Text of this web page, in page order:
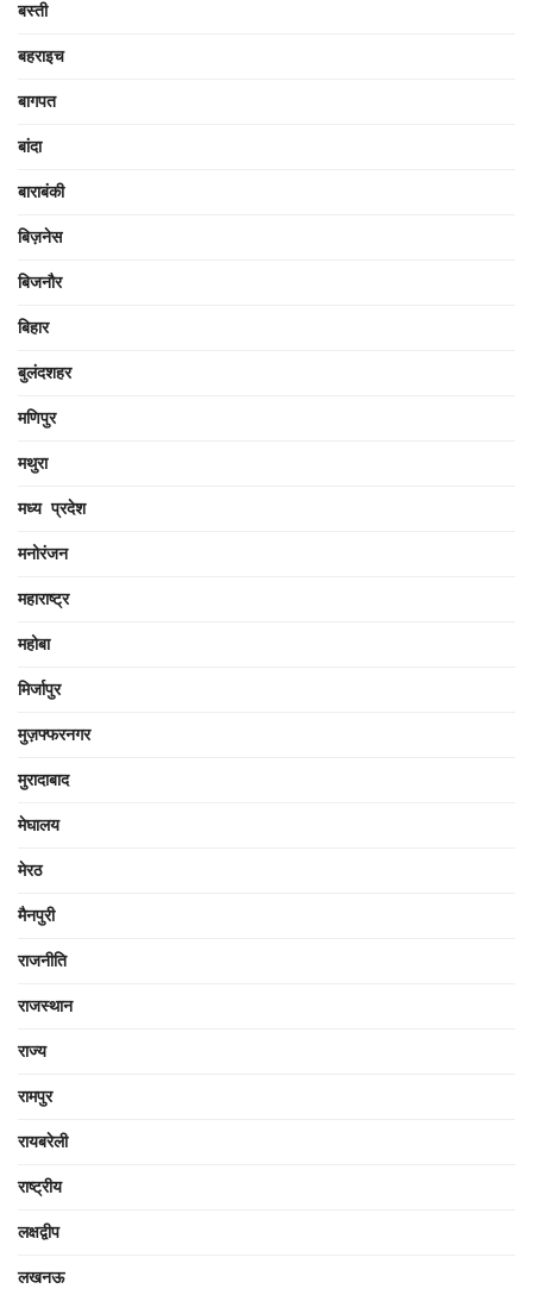
बस्ती
बहराइच
बागपत
बांदा
बाराबंकी
बिज़नेस
बिजनौर
बिहार
बुलंदशहर
मणिपुर
मथुरा
मध्य प्रदेश
मनोरंजन
महाराष्ट्र
महोबा
मिर्जापुर
मुज़फ्फरनगर
मुरादाबाद
मेघालय
मेरठ
मैनपुरी
राजनीति
राजस्थान
राज्य
रामपुर
रायबरेली
राष्ट्रीय
लक्षद्वीप
लखनऊ